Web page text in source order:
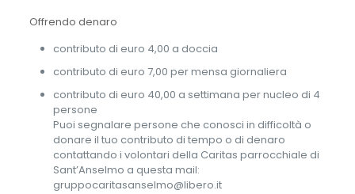
Offrendo denaro
contributo di euro 4,00 a doccia
contributo di euro 7,00 per mensa giornaliera
contributo di euro 40,00 a settimana per nucleo di 4
persone
Puoi segnalare persone che conosci in difficoltà o
donare il tuo contributo di tempo o di denaro
contattando i volontari della Caritas parrocchiale di
Sant’Anselmo a questa mail:
gruppocaritasanselmo@libero.it